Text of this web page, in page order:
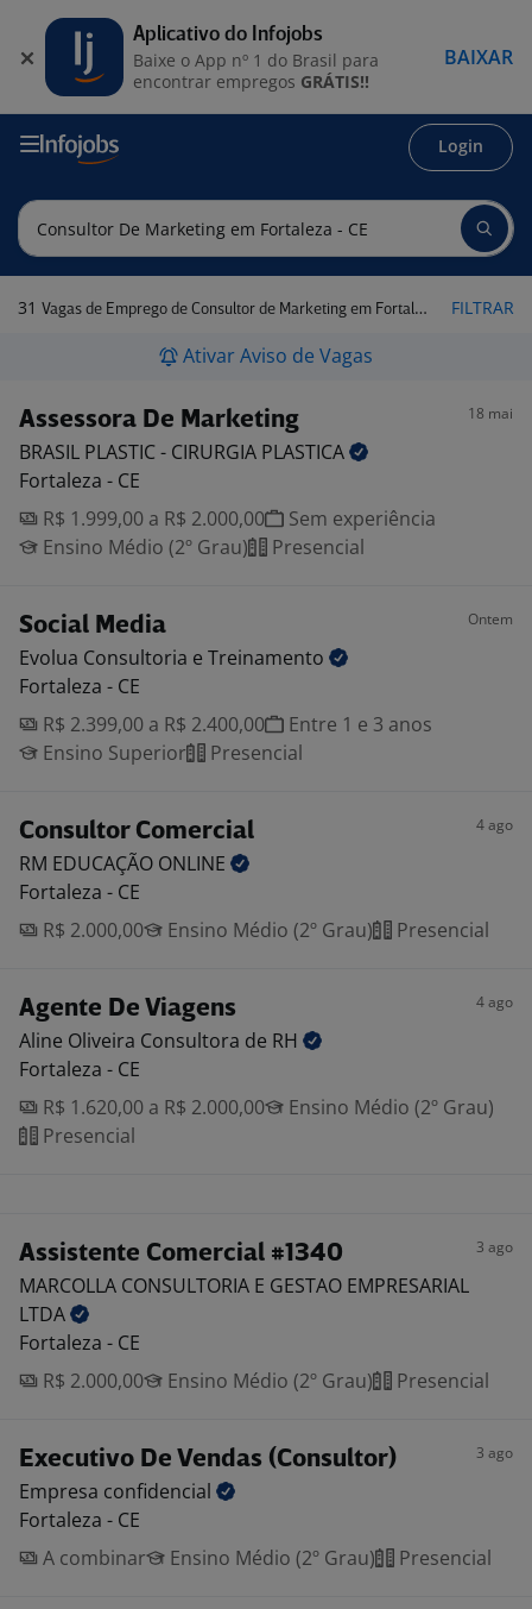
Login
31 Vagas de Emprego de Consultor de Marketing em Fortaleza - CE FILTRAR
Ativar Aviso de Vagas
Assessora De Marketing 18 mai
BRASIL PLASTIC - CIRURGIA PLASTICA
Fortaleza - CE
R$ 1.999,00 a R$ 2.000,00
Sem experiência
Ensino Médio (2º Grau)
Presencial
Social Media Ontem
Evolua Consultoria e Treinamento
Fortaleza - CE
R$ 2.399,00 a R$ 2.400,00
Entre 1 e 3 anos
Ensino Superior
Presencial
Consultor Comercial 4 ago
RM EDUCAÇÃO ONLINE
Fortaleza - CE
R$ 2.000,00
Ensino Médio (2º Grau) Presencial
Agente De Viagens 4 ago
Aline Oliveira Consultora de RH
Fortaleza - CE
R$ 1.620,00 a R$ 2.000,00
Ensino Médio (2º Grau)
Presencial
Assistente Comercial #1340 3 ago
MARCOLLA CONSULTORIA E GESTAO EMPRESARIAL
LTDA
Fortaleza - CE
R$ 2.000,00
Ensino Médio (2º Grau) Presencial
Executivo De Vendas (Consultor) 3 ago
Empresa confidencial
Fortaleza - CE
A combinar
Ensino Médio (2º Grau) Presencial
Aplicativo do Infojobs
Baixe o App nº 1 do Brasil para
encontrar empregos GRÁTIS!!
BAIXAR